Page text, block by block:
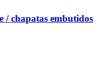
/ chapatas embutidos